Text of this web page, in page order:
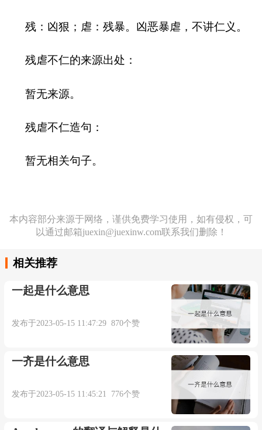
残：凶狠；虐：残暴。凶恶暴虐，不讲仁义。
残虐不仁的来源出处：
暂无来源。
残虐不仁造句：
暂无相关句子。
本内容部分来源于网络，谨供免费学习使用，如有侵权，可
以通过邮箱juexin@juexinw.com联系我们删除！
相关推荐
一起是什么意思
发布于2023-05-15 11:47:29 870个赞
一齐是什么意思
发布于2023-05-15 11:45:21 776个赞